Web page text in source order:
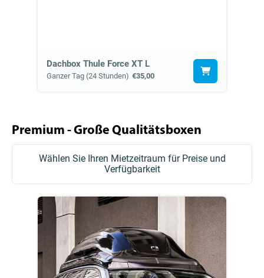
Dachbox Thule Force XT L
Ganzer Tag (24 Stunden) €35,00
Premium - Große Qualitätsboxen
Wählen Sie Ihren Mietzeitraum für Preise und
Verfügbarkeit